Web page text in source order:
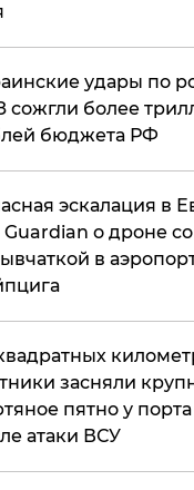
удары по
сожгли более
бюджета РФ
эскалация в
Guardian о дроне со
в
засняли
пятно у
атаки ВСУ